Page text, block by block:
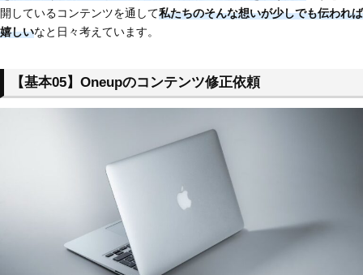
開しているコンテンツを通して私たちのそんな想いが少しでも伝われば
嬉しいなと日々考えています。
【基本05】Oneupのコンテンツ修正依頼